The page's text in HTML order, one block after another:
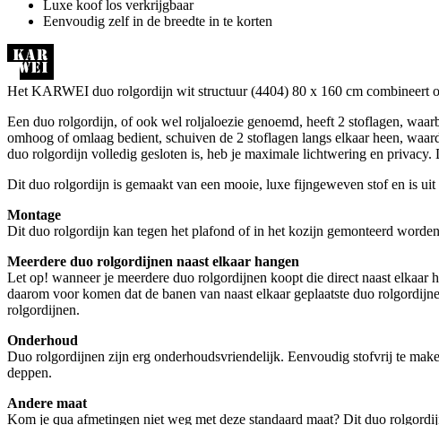
Luxe koof los verkrijgbaar
Eenvoudig zelf in de breedte in te korten
Het KARWEI duo rolgordijn wit structuur (4404) 80 x 160 cm combineert
Een duo rolgordijn, of ook wel roljaloezie genoemd, heeft 2 stoflagen,
omhoog of omlaag bedient, schuiven de 2 stoflagen langs elkaar heen,
duo rolgordijn volledig gesloten is, heb je maximale lichtwering en
Dit duo rolgordijn is gemaakt van een mooie, luxe fijngeweven stof en is
Montage
Dit duo rolgordijn kan tegen het plafond of in het kozijn gemonteerd
Meerdere duo rolgordijnen naast elkaar hangen
Let op! wanneer je meerdere duo rolgordijnen koopt die direct naast
daarom voor komen dat de banen van naast elkaar geplaatste duo
rolgordijnen.
Onderhoud
Duo rolgordijnen zijn erg onderhoudsvriendelijk. Eenvoudig stofvrij te
deppen.
Andere maat
Kom je qua afmetingen niet weg met deze standaard maat? Dit duo